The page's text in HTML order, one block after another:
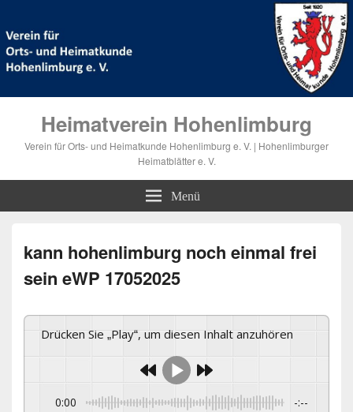
Heimatverein Hohenlimburg
Verein für Orts- und Heimatkunde Hohenlimburg e. V. | Hohenlimburger
Heimatblätter e. V.
Menü
kann hohenlimburg noch einmal frei
sein eWP 17052025
Drücken Sie „Play“, um diesen Inhalt anzuhören
0:00 -:--